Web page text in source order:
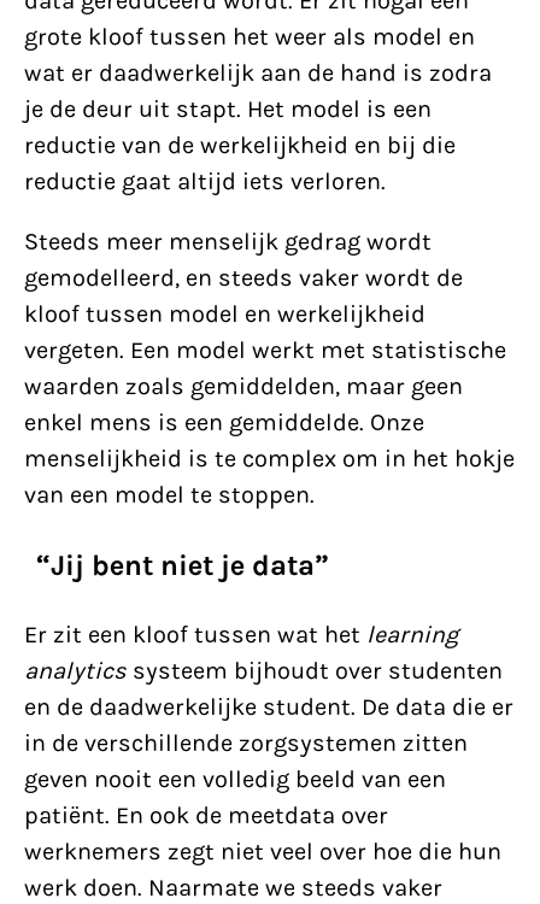
grote kloof tussen het weer als model en
wat er daadwerkelijk aan de hand is zodra
je de deur uit stapt. Het model is een
reductie van de werkelijkheid en bij die
reductie gaat altijd iets verloren.
Steeds meer menselijk gedrag wordt
gemodelleerd, en steeds vaker wordt de
kloof tussen model en werkelijkheid
vergeten. Een model werkt met statistische
waarden zoals gemiddelden, maar geen
enkel mens is een gemiddelde. Onze
menselijkheid is te complex om in het hokje
van een model te stoppen.
“Jij bent niet je data”
Er zit een kloof tussen wat het learning
analytics systeem bijhoudt over studenten
en de daadwerkelijke student. De data die er
in de verschillende zorgsystemen zitten
geven nooit een volledig beeld van een
patiënt. En ook de meetdata over
werknemers zegt niet veel over hoe die hun
werk doen. Naarmate we steeds vaker